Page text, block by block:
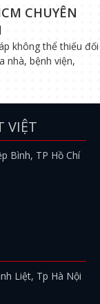
CHUYÊN
không thể thiếu đối
nhà, bệnh viện,
VIỆT
Bình, TP Hồ Chí
Liệt, Tp Hà Nội